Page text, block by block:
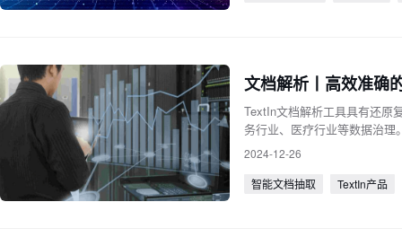
文档解析丨高效准确
TextIn文档解析工具具有还原
务行业、医疗行业等数据治理
2024-12-26
智能文档抽取
TextIn产品